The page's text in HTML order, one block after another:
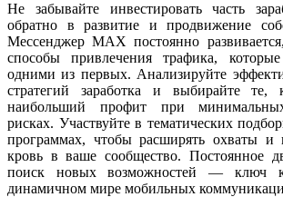
Не забывайте инвестировать часть
обратно в развитие и продвижение
Мессенджер MAX постоянно
способы привлечения трафика,
одними из первых. Анализируйте
стратегий заработка и выбирайте те,
наибольший профит при
рисках. Участвуйте в тематических
программах, чтобы расширять охваты и
кровь в ваше сообщество. Постоянное
поиск новых возможностей — ключ
динамичном мире мобильных